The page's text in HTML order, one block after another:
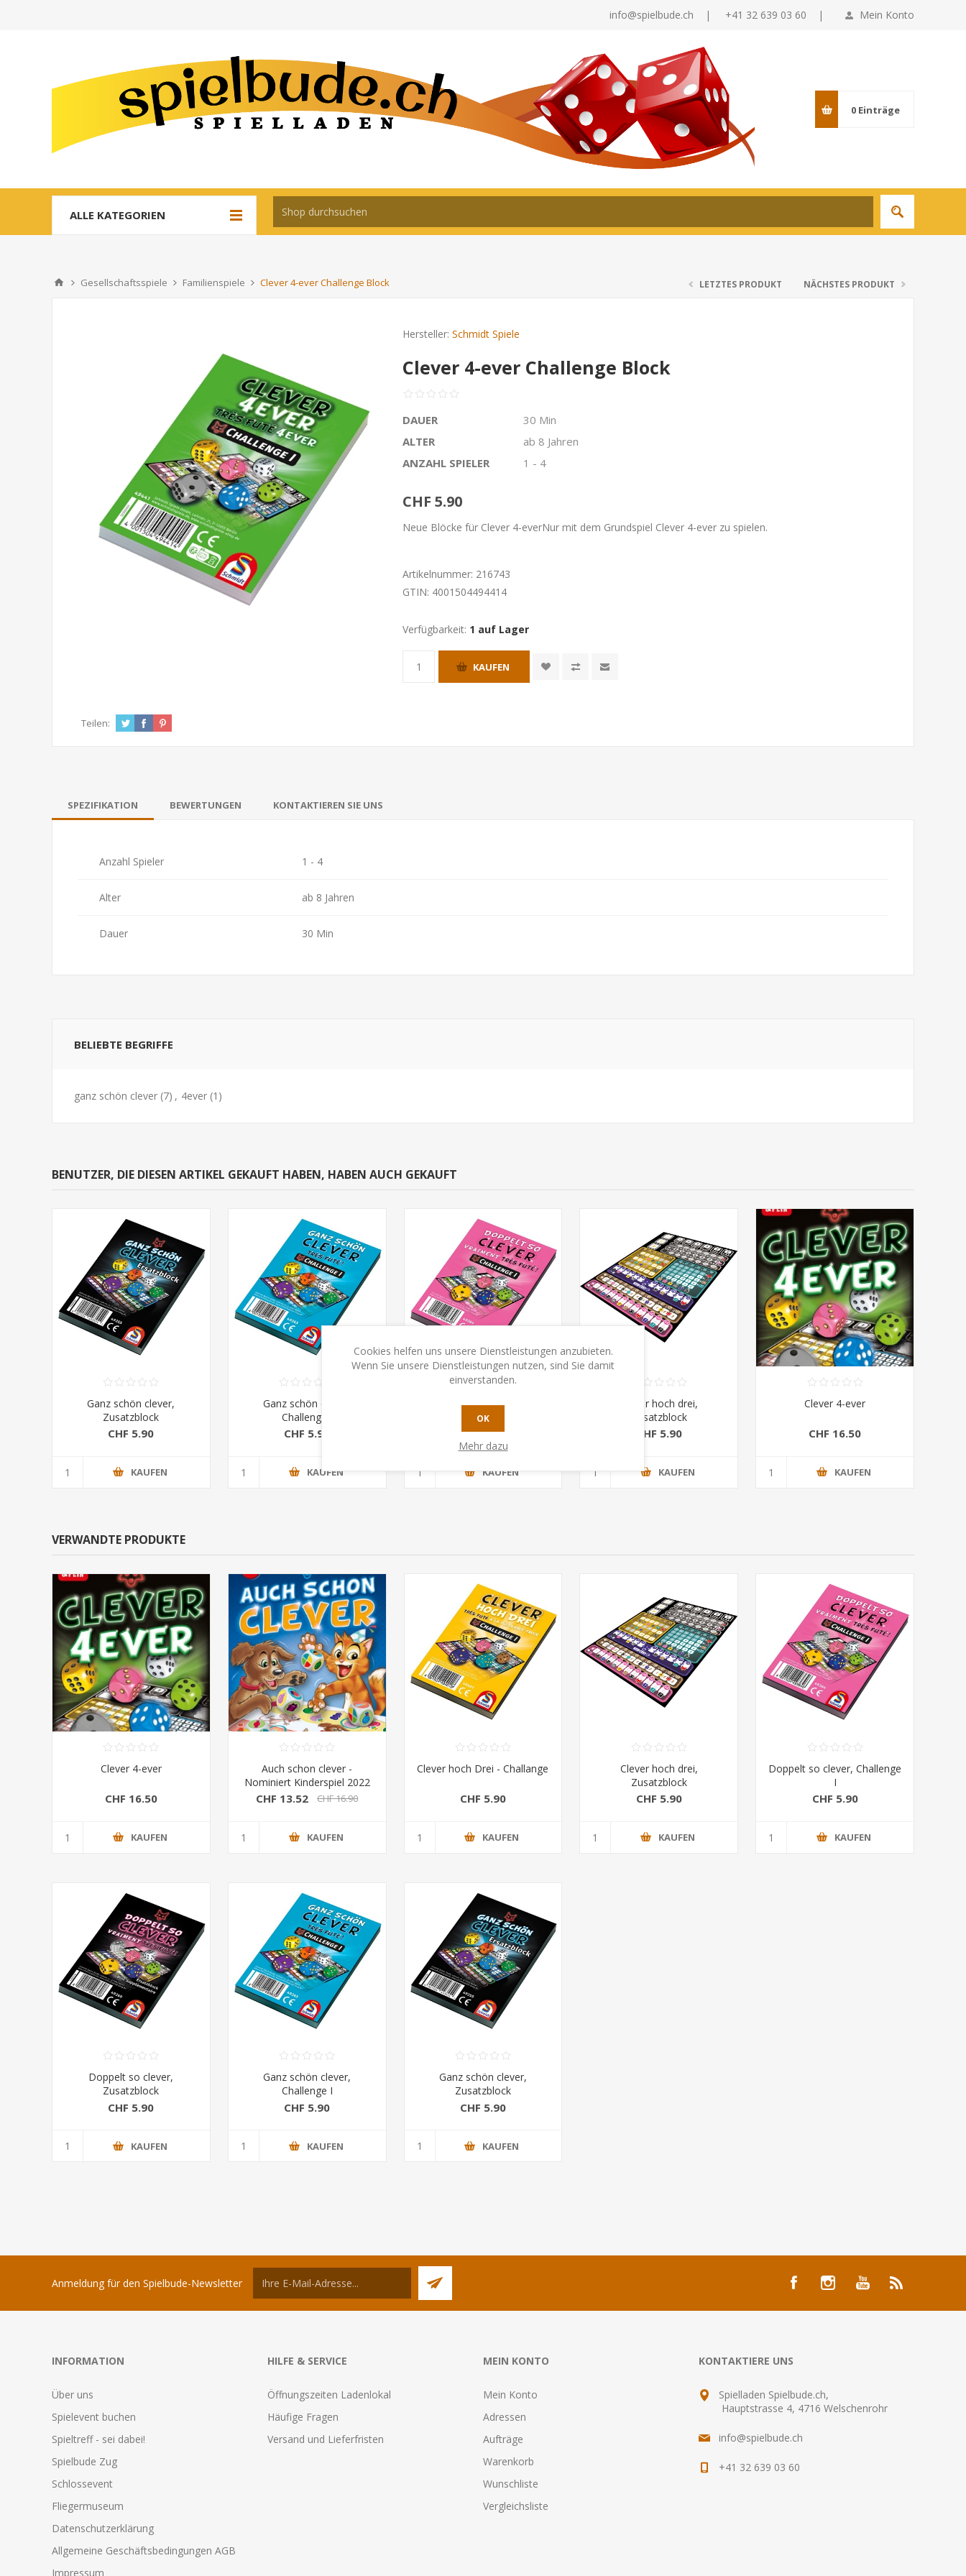
Mein Konto
info@spielbude.ch | +41 32 639 03 60 |
0 Einträge
ALLE KATEGORIEN
Gesellschaftsspiele Familienspiele Clever 4-ever Challenge Block LETZTES PRODUKT NÄCHSTES PRODUKT
Hersteller: Schmidt Spiele
Clever 4-ever Challenge Block
DAUER
30 Min
ALTER
ab 8 Jahren
ANZAHL SPIELER
1 - 4
CHF 5.90
Neue Blöcke für Clever 4-everNur mit dem Grundspiel Clever 4-ever zu spielen.
Artikelnummer: 216743
GTIN: 4001504494414
Verfügbarkeit: 1 auf Lager
KAUFEN
Teilen:
SPEZIFIKATION BEWERTUNGEN KONTAKTIEREN SIE UNS
Anzahl Spieler 1 - 4
Alter ab 8 Jahren
Dauer 30 Min
BELIEBTE BEGRIFFE
ganz schön clever (7) , 4ever (1)
BENUTZER, DIE DIESEN ARTIKEL GEKAUFT HABEN, HABEN AUCH GEKAUFT
Ganz schön clever,
Zusatzblock
CHF 5.90
KAUFEN
Ganz schön clever,
Challenge I
CHF 5.90
KAUFEN
Doppelt so clever, Challenge
I
CHF 5.90
KAUFEN
Clever hoch drei,
Zusatzblock
CHF 5.90
KAUFEN
Clever 4-ever
CHF 16.50
KAUFEN
VERWANDTE PRODUKTE
Clever 4-ever
CHF 16.50
KAUFEN
Auch schon clever -
Nominiert Kinderspiel 2022
CHF 13.52 CHF 16.90
KAUFEN
Clever hoch Drei - Challange
CHF 5.90
KAUFEN
Clever hoch drei,
Zusatzblock
CHF 5.90
KAUFEN
Doppelt so clever, Challenge
I
CHF 5.90
KAUFEN
Doppelt so clever,
Zusatzblock
CHF 5.90
KAUFEN
Ganz schön clever,
Challenge I
CHF 5.90
KAUFEN
Ganz schön clever,
Zusatzblock
CHF 5.90
KAUFEN
Anmeldung für den Spielbude-Newsletter
INFORMATION
Über uns
Spielevent buchen
Spieltreff - sei dabei!
Spielbude Zug
Schlossevent
Fliegermuseum
Datenschutzerklärung
Allgemeine Geschäftsbedingungen AGB
Impressum
HILFE & SERVICE
Öffnungszeiten Ladenlokal
Häufige Fragen
Versand und Lieferfristen
MEIN KONTO
Mein Konto
Adressen
Aufträge
Warenkorb
Wunschliste
Vergleichsliste
KONTAKTIERE UNS
Spielladen Spielbude.ch,
Hauptstrasse 4, 4716 Welschenrohr
info@spielbude.ch
+41 32 639 03 60
Cookies helfen uns unsere Dienstleistungen anzubieten.
Wenn Sie unsere Dienstleistungen nutzen, sind Sie damit
einverstanden.
OK
Mehr dazu